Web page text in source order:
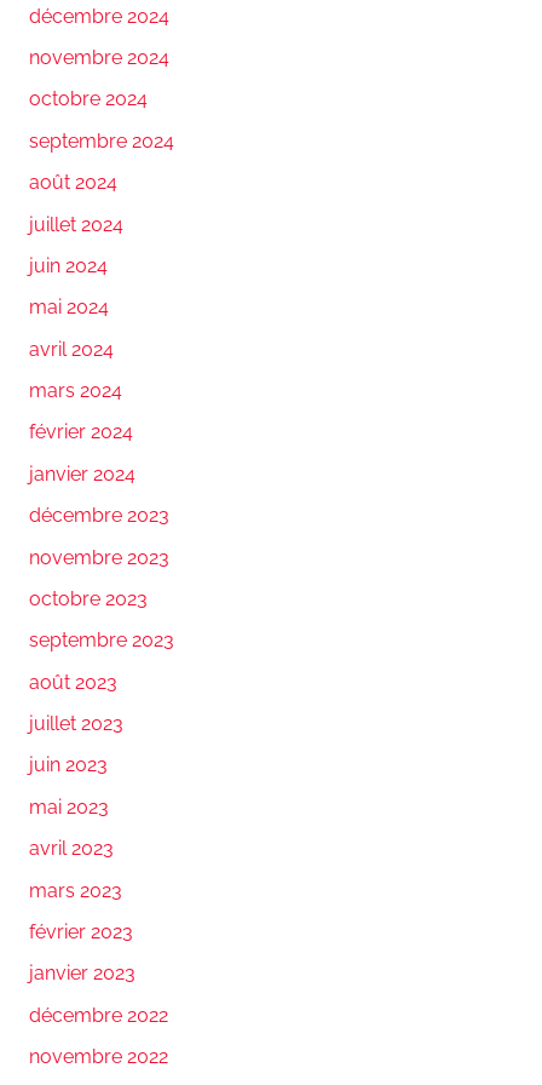
décembre 2024
novembre 2024
octobre 2024
septembre 2024
août 2024
juillet 2024
juin 2024
mai 2024
avril 2024
mars 2024
février 2024
janvier 2024
décembre 2023
novembre 2023
octobre 2023
septembre 2023
août 2023
juillet 2023
juin 2023
mai 2023
avril 2023
mars 2023
février 2023
janvier 2023
décembre 2022
novembre 2022